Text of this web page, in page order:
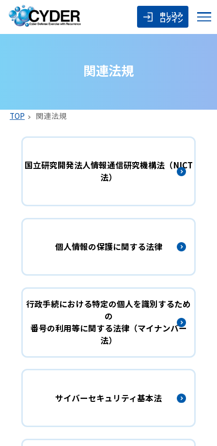
申し込み
ログイン
関連法規
TOP 関連法規
国立研究開発法人情報通信研究機構法（NICT
法）
個人情報の保護に関する法律
行政手続における特定の個人を識別するため
の
番号の利用等に関する法律（マイナンバー
法）
サイバーセキュリティ基本法